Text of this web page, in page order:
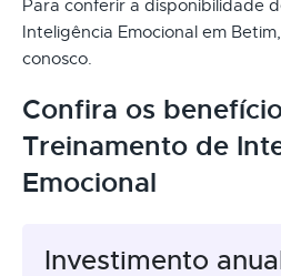
Para conferir a disponibilidade
Inteligência Emocional em
conosco.
Confira os
Treinamento de
Emocional
Investimento